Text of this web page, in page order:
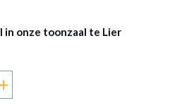
onze toonzaal te Lier